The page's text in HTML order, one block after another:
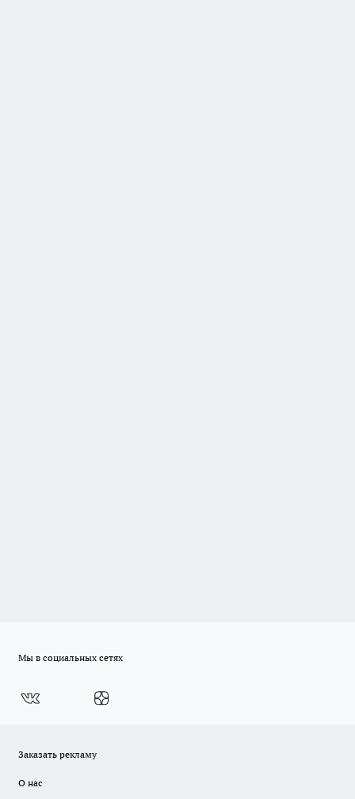
Мы в социальных сетях
Заказать рекламу
О нас